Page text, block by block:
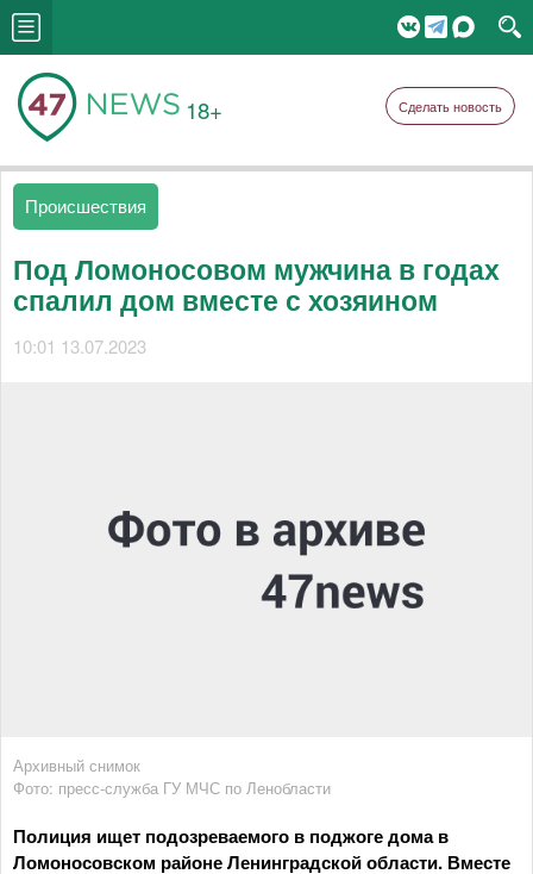
18+ Сделать новость
Происшествия
Под Ломоносовом мужчина в годах
спалил дом вместе с хозяином
10:01 13.07.2023
Архивный снимок
Фото: пресс-служба ГУ МЧС по Ленобласти
Полиция ищет подозреваемого в поджоге дома в
Ломоносовском районе Ленинградской области. Вместе